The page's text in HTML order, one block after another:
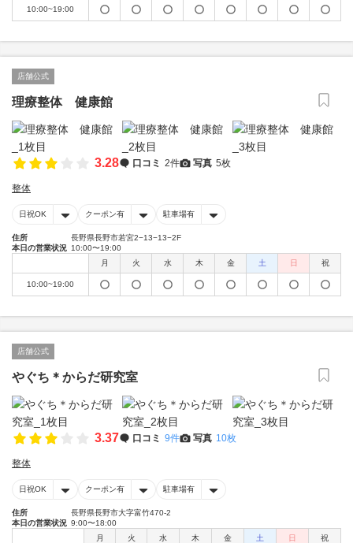
10:00~19:00
店舗公式
理療整体 健康館
3.28 口コミ 2件 写真 5枚
整体
日祝OK クーポン有 駐車場有
住所
長野県長野市若宮2−13−13−2F
本日の営業状況 10:00〜19:00
月
火 水 木 金 土 日 祝
10:00~19:00
店舗公式
やぐち＊からだ研究室
3.37 口コミ 9件 写真 10枚
整体
日祝OK クーポン有 駐車場有
住所
長野県長野市大字富竹470-2
本日の営業状況 9:00〜18:00
月
火 水 木 金 土 日 祝